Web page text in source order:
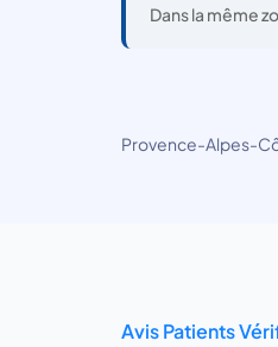
Dans la même
Provence-Alpes-
Avis Patients